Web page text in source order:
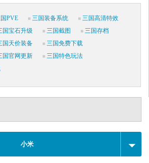
PVE 三国装备系统
三国高清特效
国宝石升级 三国截图
三国存档
国天价装备
三国免费下载
国官网更新
三国特色玩法
小米